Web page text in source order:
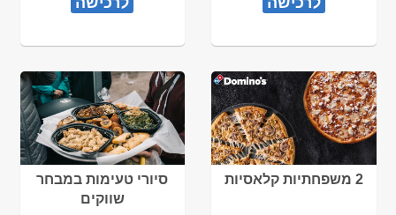
2 משפחתיות קלאסיות
סיורי טעימות במבחר
שווקים